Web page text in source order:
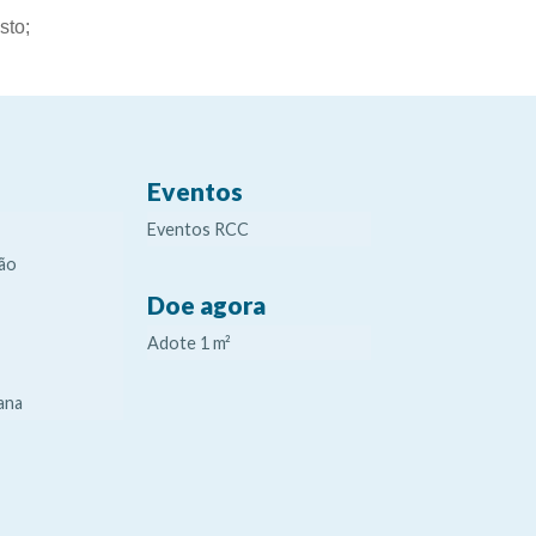
Eventos
Eventos RCC
Doe agora
Adote 1 m²